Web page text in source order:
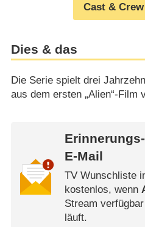
Cast &
Dies & das
Die Serie spielt drei
aus dem ersten „Alien“-Film
E-Mail
TV Wunschliste
kostenlos, wenn
Stream
läuft.